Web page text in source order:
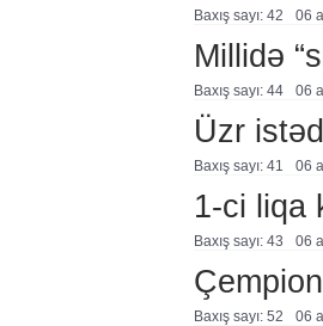
Baxış sayı: 42 06
Millidə
Baxış sayı: 44 06
Üzr
Baxış sayı: 41 06
1-ci liqa
Baxış sayı: 43 06
Baxış sayı: 52 06